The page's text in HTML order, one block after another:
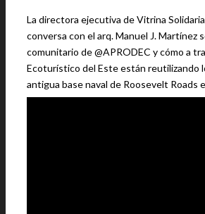
La directora ejecutiva de Vitrina
conversa con el arq. Manuel J. Martínez
comunitario de @APRODEC y cómo a
Ecoturístico del Este están reutilizando
antigua base naval de Roosevelt Roads